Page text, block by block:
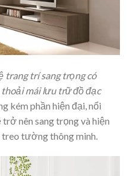
trang trí sang trọng có
mái lưu trữ đồ đạc
kém phần hiện đại, nổi
nên sang trọng và hiện
tường thông minh.